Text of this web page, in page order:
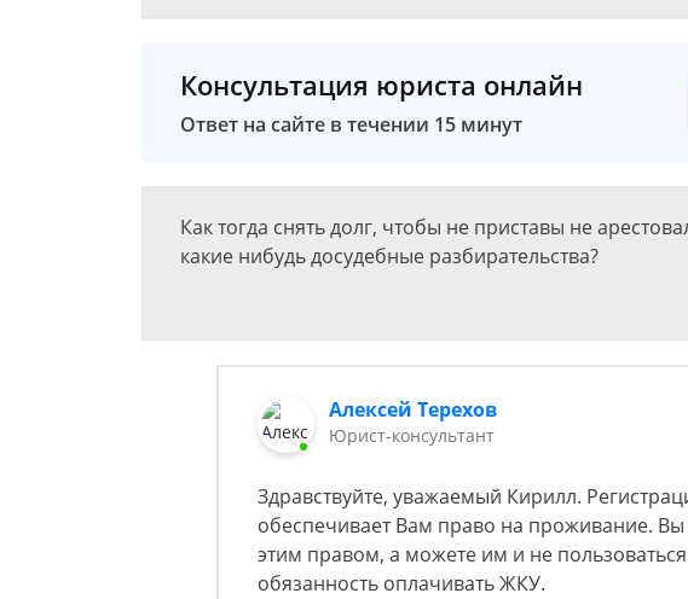
Консультация юриста онлайн
Ответ на сайте в течении 15 минут
Как тогда снять долг, чтобы не приставы не
какие нибудь досудебные разбирательства?
Алексей Терехов
Юрист-консультант
Здравствуйте, уважаемый Кирилл.
обеспечивает Вам право на проживание. Вы
этим правом, а можете им и не
обязанность оплачивать ЖКУ.